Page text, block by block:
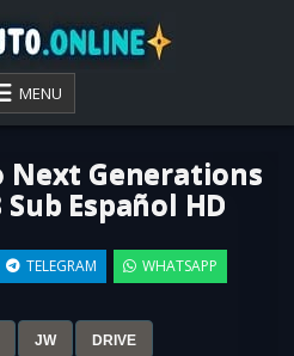
MENU
Generations
Español HD
TELEGRAM WHATSAPP
JW DRIVE